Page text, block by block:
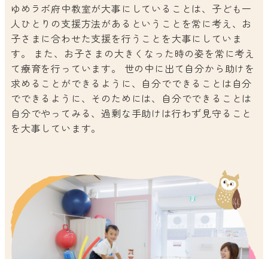
ゆめラボ府中教室が大事にしていることは、子ども一
人ひとりの支援方法があるということを常に考え、お
子さまに合わせた支援を行うことを大事にしていま
す。 また、お子さまの大きくなった時の姿を常に考え
て療育を行っています。 世の中に出て自分から助けを
求めることができるように、自分でできることは自分
でできるように、そのためには、自分でできることは
自分でやってみる、過剰な手助けは行わず見守ること
を大事しています。